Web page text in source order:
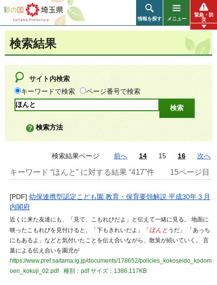
彩の国 埼玉県
情報を探す メニュー
緊急・防
災
検索結果
サイト内検索
キーワードで検索
ページ番号で検索
検索方法
検索結果ページ 前へ 14 15 16 次へ
キーワード “ほんと” に対する結果 “417”件 15ページ目
[PDF] 幼保連携型認定こども園 教育・保育要領解説 平成30年３月
内閣府
近くに来た友達にも、「見て、こもれびだよ」と伝えて一緒に見る。 地面に
映ったこもれびを見付けると、「下もきれいだよ」「 ほんと うだ」 「あっち
にもあるよ」などと気付いたことを伝え合いながら、散策が続いていく。 言
葉による伝え合いを園児が
https://www.pref.saitama.lg.jp/documents/178652/policies_kokoseido_kodom
oen_kokuji_02.pdf
種別：pdfサイズ：1386.117KB